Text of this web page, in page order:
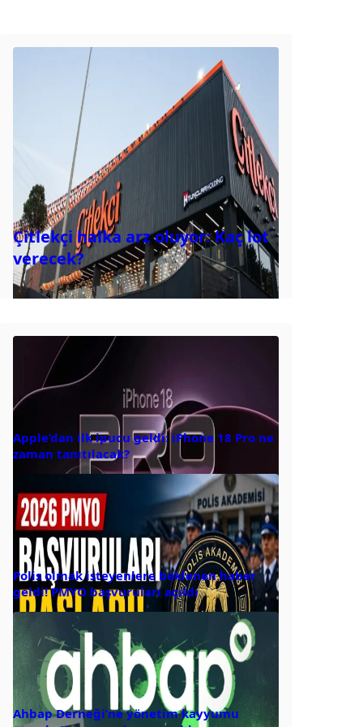
Çitlekçi halka arz oluyor: Kaç lot
verecek?
Apple’dan ilk ipucu geldi: iPhone 18 Pro ne
zaman tanıtılacak?
Polis olmak isteyenlere beklenen haber
geldi! PMYO başvuruları açıldı
Ahbap Derneği’ne yönetim kayyumu